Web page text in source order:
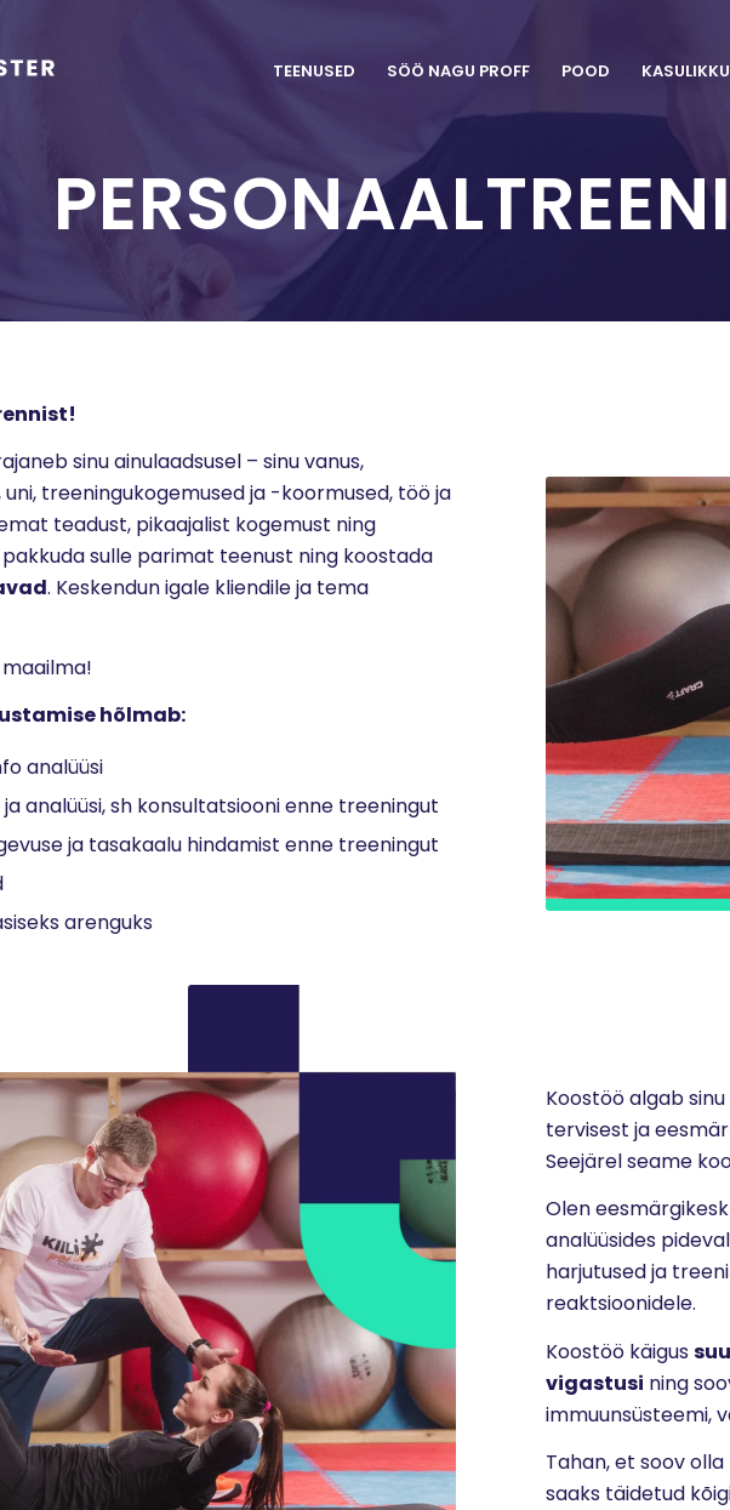
TEENUSED SÖÖ NAGU PROFF POOD KASULIKKU
sinu ainulaadsusel – sinu vanus,
uni, treeningukogemused ja -koormused, töö ja
teadust, pikaajalist kogemust ning
sulle parimat teenust ning koostada
. Keskendun igale kliendile ja tema
hõlmab:
analüüsi
analüüsi, sh konsultatsiooni enne treeningut
ja tasakaalu hindamist enne treeningut
arenguks
Koostöö algab
tervisest ja
Seejärel seame
Olen
analüüsides
harjutused ja
reaktsioonidele.
Koostöö käigus
vigastusi ning
immuunsüsteemi,
Tahan, et soov
saaks täidetud